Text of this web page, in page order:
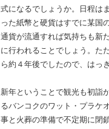
式になるでしょうか。日程は
った紙幣と硬貨はすでに某国
通貨が流通すれば気持ちも新
に行われることでしょう。た
ら約４年後でしたので、はっ
新年ということで観光も初詣
るバンコクのワット・プラケ
事と火葬の準備で不定期に閉